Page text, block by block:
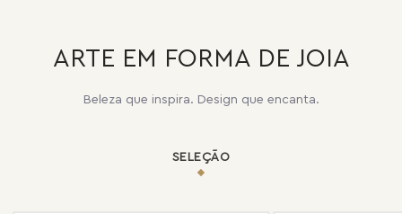
ARTE EM FORMA DE JOIA
Beleza que inspira. Design que encanta.
SELEÇÃO